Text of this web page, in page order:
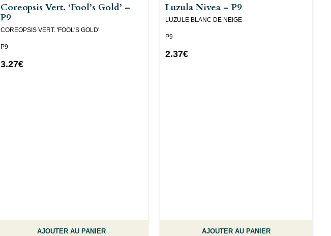
Coreopsis Vert. ‘Fool’s Gold’ –
P9
COREOPSIS VERT. 'FOOL'S GOLD'
P9
3.27€
AJOUTER AU PANIER
Luzula Nivea – P9
LUZULE BLANC DE NEIGE
P9
2.37€
AJOUTER AU PANIER